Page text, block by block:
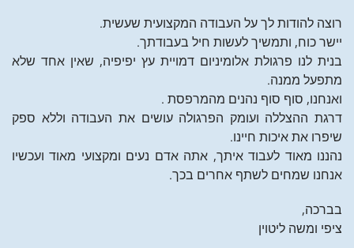
רוצה להודות לך על העבודה המקצועית שעשית.
יישר כוח, ותמשיך לעשות חיל בעבודתך.
בנית לנו פרגולת אלומיניום דמויית עץ יפיפיה, שאין אחד שלא
מתפעל ממנה.
ואנחנו, סוף סוף נהנים מהמרפסת .
דרגת ההצללה ועומק הפרגולה עושים את העבודה וללא ספק
שיפרו את איכות חיינו.
נהננו מאוד לעבוד איתך, אתה אדם נעים ומקצועי מאוד ועכשיו
אנחנו שמחים לשתף אחרים בכך.
בברכה,
ציפי ומשה ליטוין